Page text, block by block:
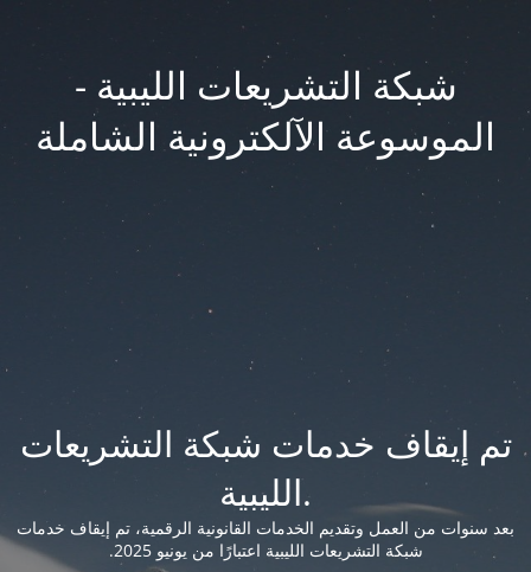
شبكة التشريعات الليبية -
الموسوعة الآلكترونية الشاملة
تم إيقاف خدمات شبكة التشريعات
الليبية.
بعد سنوات من العمل وتقديم الخدمات القانونية الرقمية، تم إيقاف خدمات
شبكة التشريعات الليبية اعتبارًا من يونيو 2025.